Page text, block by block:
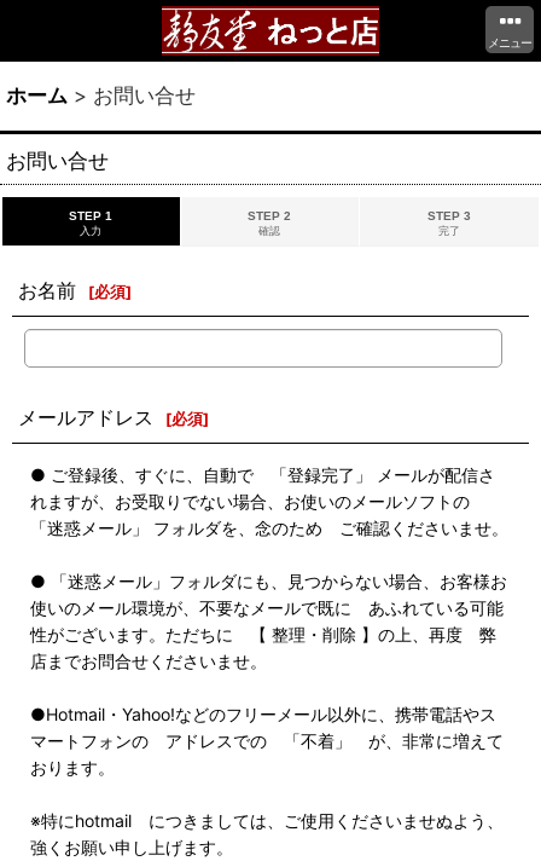
メニュー
ホーム > お問い合せ
お問い合せ
STEP 1
入力
STEP 2
確認
STEP 3
完了
お名前 [必須]
メールアドレス [必須]
● ご登録後、すぐに、自動で 「登録完了」 メールが配信さ
れますが、お受取りでない場合、お使いのメールソフトの
「迷惑メール」 フォルダを、念のため ご確認くださいませ。
● 「迷惑メール」フォルダにも、見つからない場合、お客様お
使いのメール環境が、不要なメールで既に あふれている可能
性がございます。ただちに 【 整理・削除 】の上、再度 弊
店までお問合せくださいませ。
●Hotmail・Yahoo!などのフリーメール以外に、携帯電話やス
マートフォンの アドレスでの 「不着」 が、非常に増えて
おります。
※特にhotmail につきましては、ご使用くださいませぬよう、
強くお願い申し上げます。